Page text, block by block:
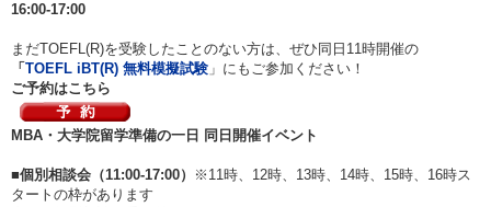
16:00-17:00
まだTOEFL(R)を受験したことのない方は、ぜひ同日11時開催の
「 TOEFL iBT(R) 無料模擬試験 」にもご参加ください！
ご予約はこちら
MBA・大学院留学準備の一日 同日開催イベント
■個別相談会（11:00-17:00）
※11時、12時、13時、14時、15時、16時ス
タートの枠があります